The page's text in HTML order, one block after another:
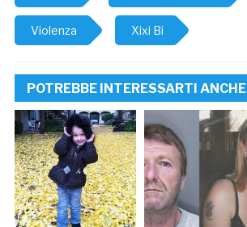
Violenza Xixi Bi
POTREBBE INTERESSARTI ANCHE